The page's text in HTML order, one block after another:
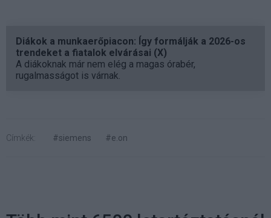
Diákok a munkaerőpiacon: Így formálják a 2026-os
trendeket a fiatalok elvárásai (X)
A diákoknak már nem elég a magas órabér,
rugalmasságot is várnak.
Címkék: #siemens #e.on